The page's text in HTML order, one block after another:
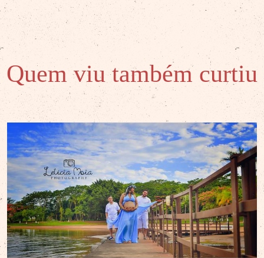
Quem viu também curtiu